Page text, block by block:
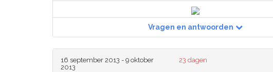
Vragen en antwoorden
16 september 2013 - 9 oktober
2013
23 dagen